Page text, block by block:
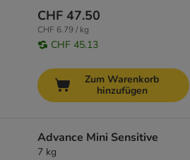
CHF 47.50
CHF 6.79 / kg
CHF 45.13
Zum Warenkorb
hinzufügen
Advance Mini Sensitive
7 kg